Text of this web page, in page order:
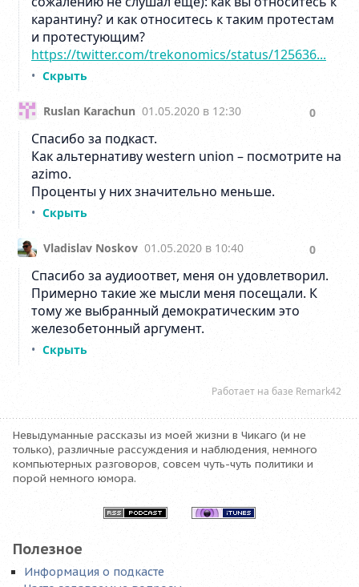
Невыдуманные рассказы из моей жизни в Чикаго (и не
только), различные рассуждения и наблюдения, немного
компьютерных разговоров, совсем чуть-чуть политики и
порой немного юмора.
Полезное
Информация о подкасте